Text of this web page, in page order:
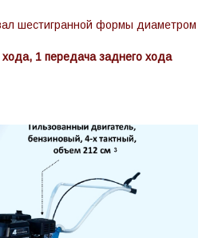
шестигранной формы диаметром
1 передача заднего хода